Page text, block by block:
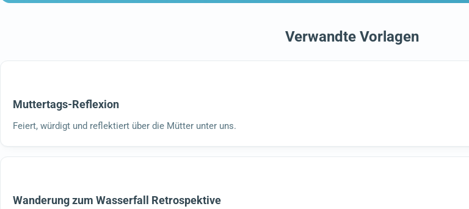
Verwandte Vorlagen
Muttertags-Reflexion
Feiert, würdigt und reflektiert über die Mütter unter uns.
Wanderung zum Wasserfall Retrospektive